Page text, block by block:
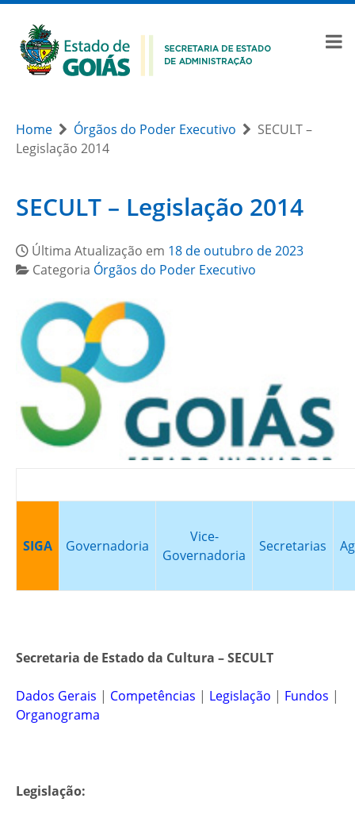
Home Órgãos do Poder Executivo
SECULT –
Legislação 2014
SECULT – Legislação 2014
Última Atualização em 18 de outubro de 2023
Categoria Órgãos do Poder Executivo
SIGA Governadoria
Vice-
Governadoria
Secretarias
Secretaria de Estado da Cultura – SECULT
Dados Gerais | Competências | Legislação | Fundos |
Organograma
Legislação: